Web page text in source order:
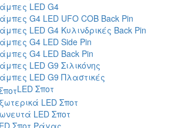
LED G4
G4 LED UFO COB Back Pin
LED G4 Κυλινδρικές Back Pin
G4 LED Side Pin
G4 LED Back Pin
LED G9 Σιλικόνης
LED G9 Πλαστικές
LED Σποτ
LED Σποτ
LED Σποτ
Σποτ Ράγας